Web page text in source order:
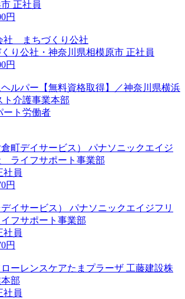
正社員
円
社 まちづくり公社
り公社・神奈川県相模原市 正社員
円
ルパー【無料資格取得】／神奈川県横浜
ト介護事業本部
ート労働者
町デイサービス） パナソニックエイジ
イフサポート事業部
社員
円
イサービス） パナソニックエイジフリ
フサポート事業部
社員
円
ーレンスケアたまプラーザ 工藤建設株
部
社員